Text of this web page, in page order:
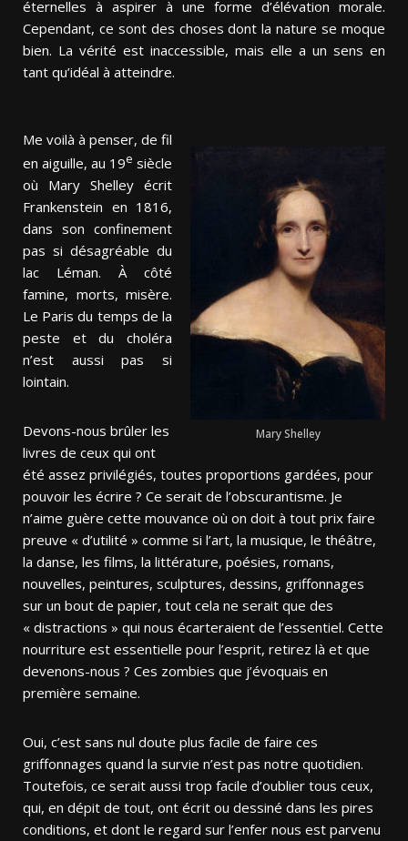
éternelles à aspirer à une forme d’élévation morale.
Cependant, ce sont des choses dont la nature se moque
bien. La vérité est inaccessible, mais elle a un sens en
tant qu’idéal à atteindre.
Mary Shelley
Me voilà à penser, de fil
en aiguille, au 19e siècle
où Mary Shelley écrit
Frankenstein en 1816,
dans son confinement
pas si désagréable du
lac Léman. À côté
famine, morts, misère.
Le Paris du temps de la
peste et du choléra
n’est aussi pas si
lointain.
Devons-nous brûler les
livres de ceux qui ont
été assez privilégiés, toutes proportions gardées, pour
pouvoir les écrire ? Ce serait de l’obscurantisme. Je
n’aime guère cette mouvance où on doit à tout prix faire
preuve « d’utilité » comme si l’art, la musique, le théâtre,
la danse, les films, la littérature, poésies, romans,
nouvelles, peintures, sculptures, dessins, griffonnages
sur un bout de papier, tout cela ne serait que des
« distractions » qui nous écarteraient de l’essentiel. Cette
nourriture est essentielle pour l’esprit, retirez là et que
devenons-nous ? Ces zombies que j’évoquais en
première semaine.
Oui, c’est sans nul doute plus facile de faire ces
griffonnages quand la survie n’est pas notre quotidien.
Toutefois, ce serait aussi trop facile d’oublier tous ceux,
qui, en dépit de tout, ont écrit ou dessiné dans les pires
conditions, et dont le regard sur l’enfer nous est parvenu